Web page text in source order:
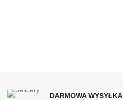
DARMOWA WYSYŁKA